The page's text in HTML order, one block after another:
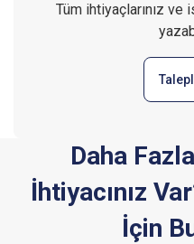
Tüm ihtiyaçlarınız
Daha
İhtiyacınız
İçin